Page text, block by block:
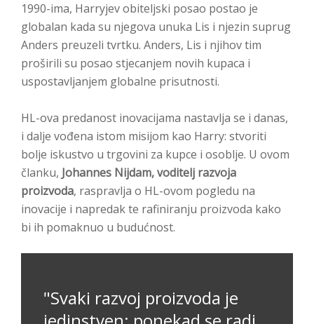
1990-ima, Harryjev obiteljski posao postao je
globalan kada su njegova unuka Lis i njezin suprug
Anders preuzeli tvrtku. Anders, Lis i njihov tim
proširili su posao stjecanjem novih kupaca i
uspostavljanjem globalne prisutnosti.
HL-ova predanost inovacijama nastavlja se i danas,
i dalje vođena istom misijom kao Harry: stvoriti
bolje iskustvo u trgovini za kupce i osoblje. U ovom
članku, Johannes Nijdam, voditelj razvoja
proizvoda, raspravlja o HL-ovom pogledu na
inovacije i napredak te rafiniranju proizvoda kako
bi ih pomaknuo u budućnost.
"Svaki razvoj proizvoda je